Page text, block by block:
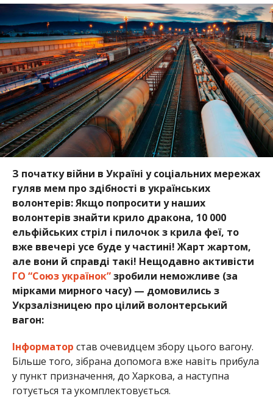
З початку війни в Україні у соціальних мережах
гуляв мем про здібності в українських
волонтерів: Якщо попросити у наших
волонтерів знайти крило дракона, 10 000
ельфійських стріл і пилочок з крила феї, то
вже ввечері усе буде у частині! Жарт жартом,
але вони й справді такі! Нещодавно активісти
ГО “Союз українок”зробили неможливе (за
мірками мирного часу) — домовились з
Укрзалізницею про цілий волонтерський
вагон:
Інформатор став очевидцем збору цього вагону.
Більше того, зібрана допомога вже навіть прибула
у пункт призначення, до Харкова, а наступна
готується та укомплектовується.